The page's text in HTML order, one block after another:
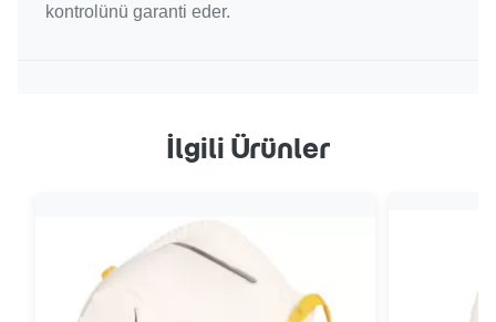
kontrolünü garanti eder.
İlgili Ürünler